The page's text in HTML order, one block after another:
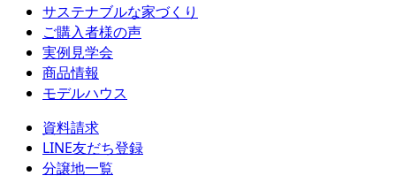
サステナブルな家づくり
ご購入者様の声
実例見学会
商品情報
モデルハウス
資料請求
LINE友だち登録
分譲地一覧